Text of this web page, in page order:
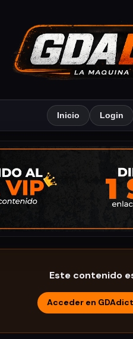
Inicio Login
Este contenido
Acceder en